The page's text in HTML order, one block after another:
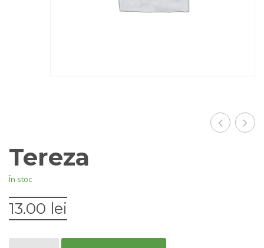
Tereza
În stoc
13.00 lei